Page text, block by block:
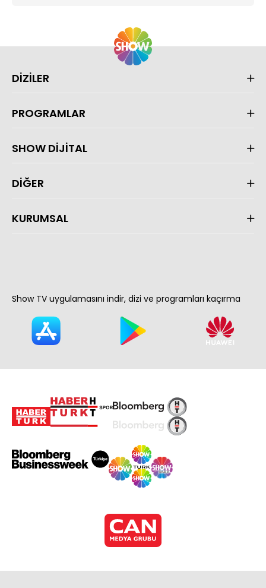
DİZİLER
PROGRAMLAR
SHOW DİJİTAL
DİĞER
KURUMSAL
Show TV uygulamasını indir, dizi ve programları kaçırma